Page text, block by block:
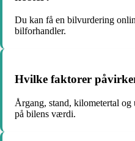
Du kan få en bilvurdering
bilforhandler.
Hvilke faktorer
Årgang, stand, kilometertal
på bilens værdi.